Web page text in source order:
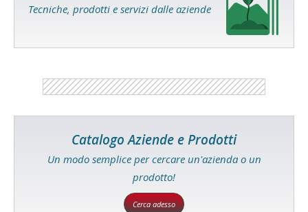
Tecniche, prodotti e servizi dalle aziende
Catalogo Aziende e Prodotti
Un modo semplice per cercare un'azienda o un
prodotto!
Cerca adesso